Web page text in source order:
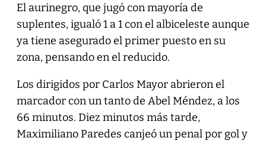
El aurinegro, que jugó con mayoría de
suplentes, igualó 1 a 1 con el albiceleste aunque
ya tiene asegurado el primer puesto en su
zona, pensando en el reducido.
Los dirigidos por Carlos Mayor abrieron el
marcador con un tanto de Abel Méndez, a los
66 minutos. Diez minutos más tarde,
Maximiliano Paredes canjeó un penal por gol y